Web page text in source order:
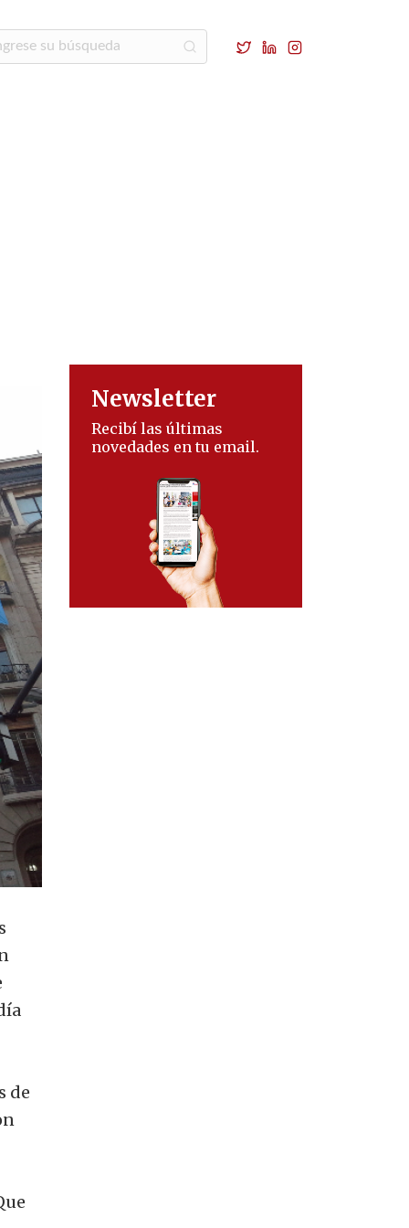
de
Newsletter
Recibí las últimas
novedades en tu email.